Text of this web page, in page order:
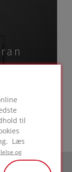
til
Læs
og